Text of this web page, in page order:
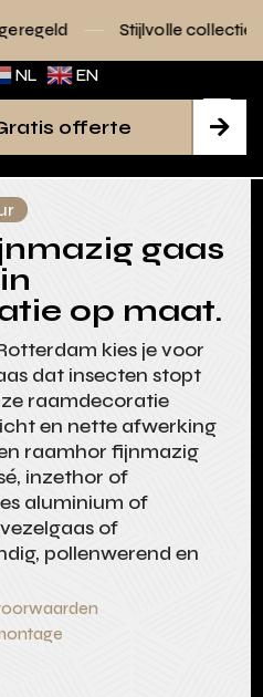
collecties voor elk interieur
NL EN

offerte
gaas
op maat.
kies je voor
dat insecten stopt
raamdecoratie
en nette afwerking
raamhor fijnmazig
inzethor of
aluminium of
of
pollenwerend en